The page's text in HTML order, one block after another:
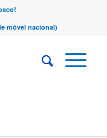
móvel nacional)